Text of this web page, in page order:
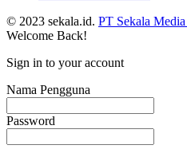
© 2023 sekala.id. PT Sekala
Welcome Back!
Sign in to your account
Nama Pengguna
Password